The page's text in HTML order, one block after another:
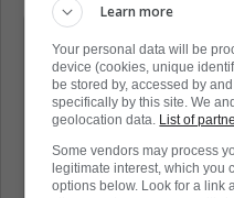
« Selon
entre le camp de
Canadiens
Il rapporte que
Barnes de
Learn more
Your personal data will be
device (cookies, unique
be stored by, accessed by
specifically by this site. We
geolocation data. List of
Some vendors may process
legitimate interest, which you
options below. Look for a link